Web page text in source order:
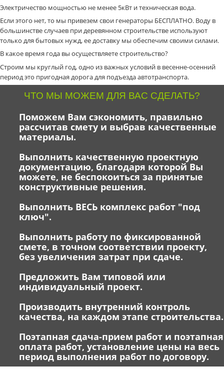
Электричество мощностью не менее 5кВт и техническая вода.
Если этого нет, то мы привезем свои генераторы БЕСПЛАТНО. Воду в
большинстве случаев при деревянном строительстве используют
только для бытовых нужд, ее доставку мы обеспечим своими силами.
В какое время года вы осуществляете строительство?
Строим мы круглый год, одно из важных условий в весенне-осенний
период это пригодная дорога для подъезда автотранспорта.
ЧТО МЫ МОЖЕМ ДЛЯ ВАС СДЕЛАТЬ?
Поможем Вам сэкономить, правильно
рассчитав смету и выбрав качественные
материалы.
Выполнить качественную проектную
документацию, благодаря которой Вы
можете, не беспокоиться за принятые
конструктивные решения.
Выполнить ВЕСЬ комплекс работ "под
ключ".
Выполнить работу по фиксированной
смете, в точном соответствии проекту,
без увеличения затрат при сдаче.
Предложить Вам типовой или
индивидуальный проект.
Производить внутренний контроль
качества, на каждом этапе строительства.
Поэтапная сдача-прием работ и поэтапная
оплата работ, установление цены на весь
период выполнения работ по договору.